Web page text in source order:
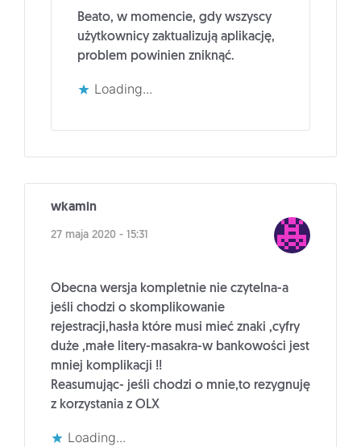
Beato, w momencie, gdy wszyscy
użytkownicy zaktualizują aplikację,
problem powinien zniknąć.
Loading...
wkamin
27 maja 2020 - 15:31
Obecna wersja kompletnie nie czytelna-a
jeśli chodzi o skomplikowanie
rejestracji,hasła które musi mieć znaki ,cyfry
duże ,małe litery-masakra-w bankowości jest
mniej komplikacji !!
Reasumując- jeśli chodzi o mnie,to rezygnuję
z korzystania z OLX
Loading...